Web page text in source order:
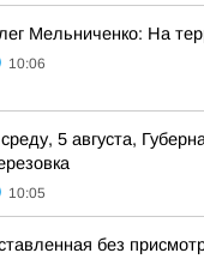
Мельниченко: На
10:06
5 августа,
10:05
без